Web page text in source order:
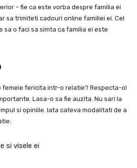
– fie ca este vorba despre familia ei
sa trimiteti cadouri online familiei ei. Cel
sa o faci sa simta ca familia ei este
femeie fericita intr-o relatie? Respecta-o!
Lasa-o sa fie auzita. Nu sari la
si opiniile. Iata cateva modalitati de a
si visele ei